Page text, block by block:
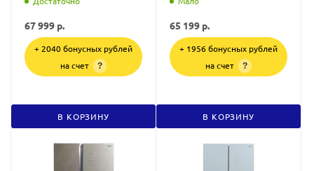
67 999 р.
+ 2040 бонусных рублей
на счет
?
В КОРЗИНУ
65 199 р.
+ 1956 бонусных рублей
на счет
?
В КОРЗИНУ